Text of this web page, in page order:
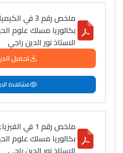
ملخص رقم 3 في
بكالوريا مسلك علوم
الاستاذ نور الدين راجي
تحميل
مشاهدة
ملخص رقم 1 في
بكالوريا مسلك علوم